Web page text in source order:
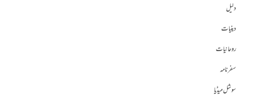
دلیل
دینیات
روحانیات
سفرنامہ
سوشل میڈیا